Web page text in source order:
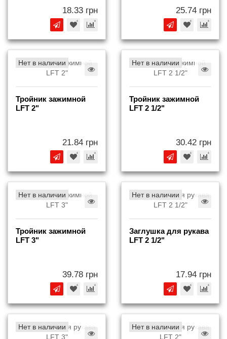
18.33 грн 25.74 грн
Нет в наличии
Тройник зажимной
LFT 2"
21.84 грн
Нет в наличии
Тройник зажимной
LFT 2 1/2"
30.42 грн
Нет в наличии
Тройник зажимной
LFT 3"
39.78 грн
Нет в наличии
Заглушка для рукава
LFT 2 1/2"
17.94 грн
Нет в наличии Нет в наличии